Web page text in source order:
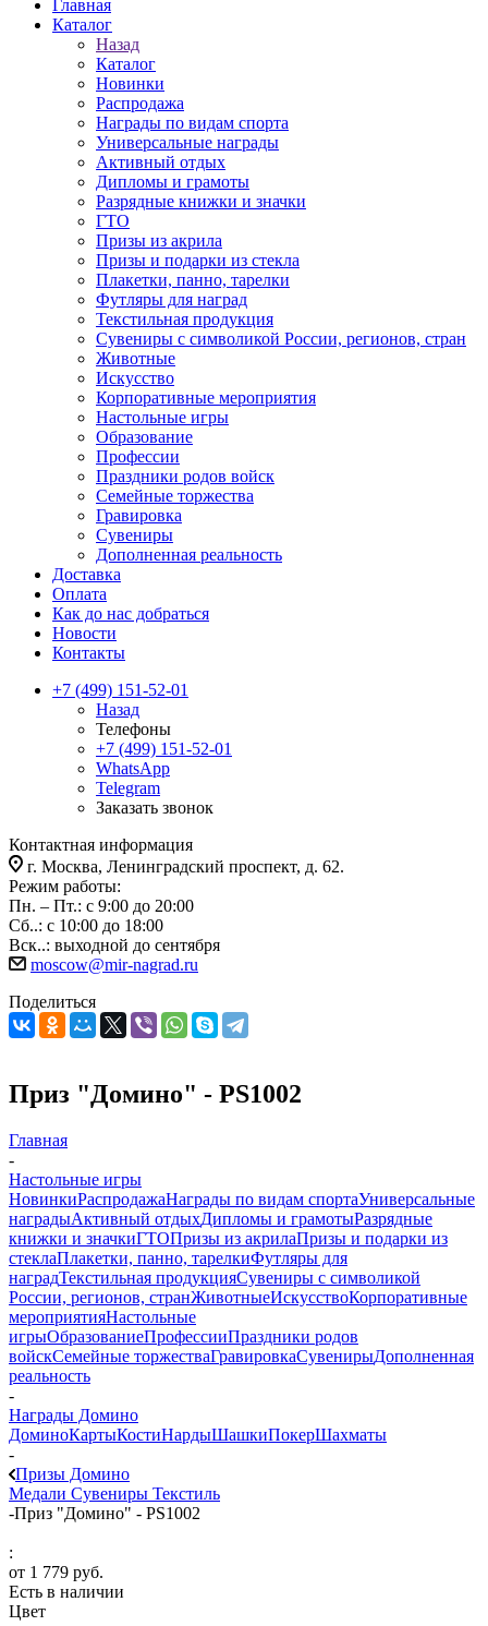
Главная
Каталог
Назад
Каталог
Новинки
Распродажа
Награды по видам спорта
Универсальные награды
Активный отдых
Дипломы и грамоты
Разрядные книжки и значки
ГТО
Призы из акрила
Призы и подарки из стекла
Плакетки, панно, тарелки
Футляры для наград
Текстильная продукция
Сувениры с символикой России, регионов, стран
Животные
Искусство
Корпоративные мероприятия
Настольные игры
Образование
Профессии
Праздники родов войск
Семейные торжества
Гравировка
Сувениры
Дополненная реальность
Доставка
Оплата
Как до нас добраться
Новости
Контакты
+7 (499) 151-52-01
Назад
Телефоны
+7 (499) 151-52-01
WhatsApp
Telegram
Заказать звонок
Контактная информация
г. Москва, Ленинградский проспект, д. 62.
Режим работы:
Пн. – Пт.: с 9:00 до 20:00
Сб..: с 10:00 до 18:00
Вск..: выходной до сентября
moscow@mir-nagrad.ru
Поделиться
Приз "Домино" - PS1002
Главная
-
Настольные игры
НовинкиРаспродажаНаграды по видам спортаУниверсальные
наградыАктивный отдыхДипломы и грамотыРазрядные
книжки и значкиГТОПризы из акрилаПризы и подарки из
стеклаПлакетки, панно, тарелкиФутляры для
наградТекстильная продукцияСувениры с символикой
России, регионов, странЖивотныеИскусствоКорпоративные
мероприятияНастольные
игрыОбразованиеПрофессииПраздники родов
войскСемейные торжестваГравировкаСувенирыДополненная
реальность
-
Награды Домино
ДоминоКартыКостиНардыШашкиПокерШахматы
-
Призы Домино
Медали Сувениры Текстиль
-Приз "Домино" - PS1002
:
от 1 779 руб.
Есть в наличии
Цвет